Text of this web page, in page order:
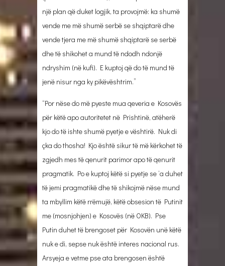
një plan që duket logjik, ta provojmë: ka shumë
vende me më shumë serbë se shqiptarë dhe
vende tjera me më shumë shqiptarë se serbë
dhe të shikohet a mund të ndodh ndonjë
ndryshim (në kufi). E kuptoj që do të mund të
jenë nisur nga ky pikëvështrim.”
“Por nëse do më pyeste mua qeveria e Kosovës
për këtë apo autoritetet në Prishtinë, atëherë
kjo do të ishte shumë pyetje e vështirë. Nuk di
çka do thosha! Kjo është sikur të më kërkohet të
zgjedh mes të qenurit parimor apo të qenurit
pragmatik. Po e kuptoj këtë si pyetje se ‘a duhet
të jemi pragmatikë dhe të shikojmë nëse mund
ta mbyllim këtë rrëmujë, këtë obsesion të Putinit
me (mosnjohjen) e Kosovës (në OKB). Pse
Putin duhet të brengoset për Kosovën unë këtë
nuk e di, sepse nuk është interes nacional rus.
Arsyeja e vetme pse ata brengosen është